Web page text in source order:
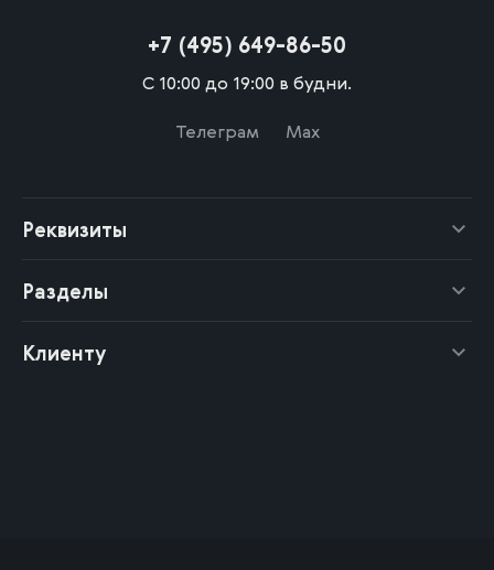
+7 (495) 649-86-50
С 10:00 до 19:00 в будни.
Телеграм
Max
Реквизиты
Разделы
Клиенту